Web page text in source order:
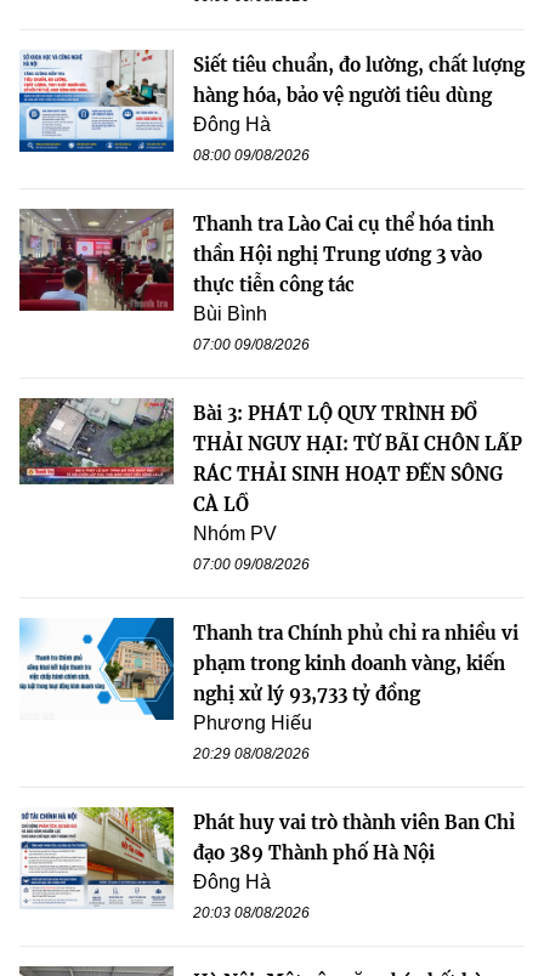
Siết tiêu chuẩn, đo lường, chất lượng
hàng hóa, bảo vệ người tiêu dùng
Đông Hà
08:00 09/08/2026
Thanh tra Lào Cai cụ thể hóa tinh
thần Hội nghị Trung ương 3 vào
thực tiễn công tác
Bùi Bình
07:00 09/08/2026
Bài 3: PHÁT LỘ QUY TRÌNH ĐỔ
THẢI NGUY HẠI: TỪ BÃI CHÔN LẤP
RÁC THẢI SINH HOẠT ĐẾN SÔNG
CÀ LỒ
Nhóm PV
07:00 09/08/2026
Thanh tra Chính phủ chỉ ra nhiều vi
phạm trong kinh doanh vàng, kiến
nghị xử lý 93,733 tỷ đồng
Phương Hiếu
20:29 08/08/2026
Phát huy vai trò thành viên Ban Chỉ
đạo 389 Thành phố Hà Nội
Đông Hà
20:03 08/08/2026